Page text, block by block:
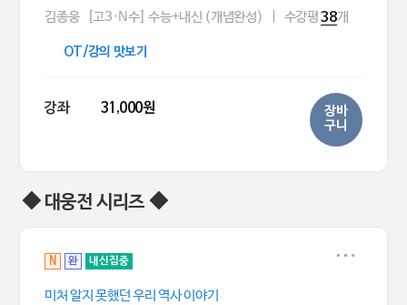
김종웅 [고3·N수] 수능+내신 (개념완성) 수강평38개
OT/강의 맛보기
강좌 31,000원
장바
구니
◆ 대웅전 시리즈 ◆
N 완 내신집중
미처 알지 못했던 우리 역사 이야기